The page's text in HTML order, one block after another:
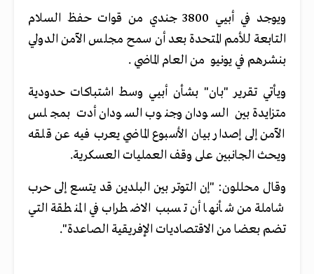
ويوجد في أبيي 3800 جندي من قوات حفظ السلام
التابعة للأمم المتحدة بعد أن سمح مجلس الآمن الدولي
بنشرهم في يونيو من العام الماضي .
ويأتي تقرير "بان" بشأن أبيي وسط اشتباكات حدودية
متزايدة بين السودان وجنوب السودان أدت بمجلس
الآمن إلى إصدار بيان الأسبوع الماضي يعرب فيه عن قلقه
ويحث الجانبين على وقف العمليات العسكرية.
وقال محللون: "إن التوتر بين البلدين قد يتسع إلى حرب
شاملة من شأنها أن تسبب الاضطراب في المنطقة التي
تضم بعضا من الاقتصاديات الإفريقية الصاعدة".